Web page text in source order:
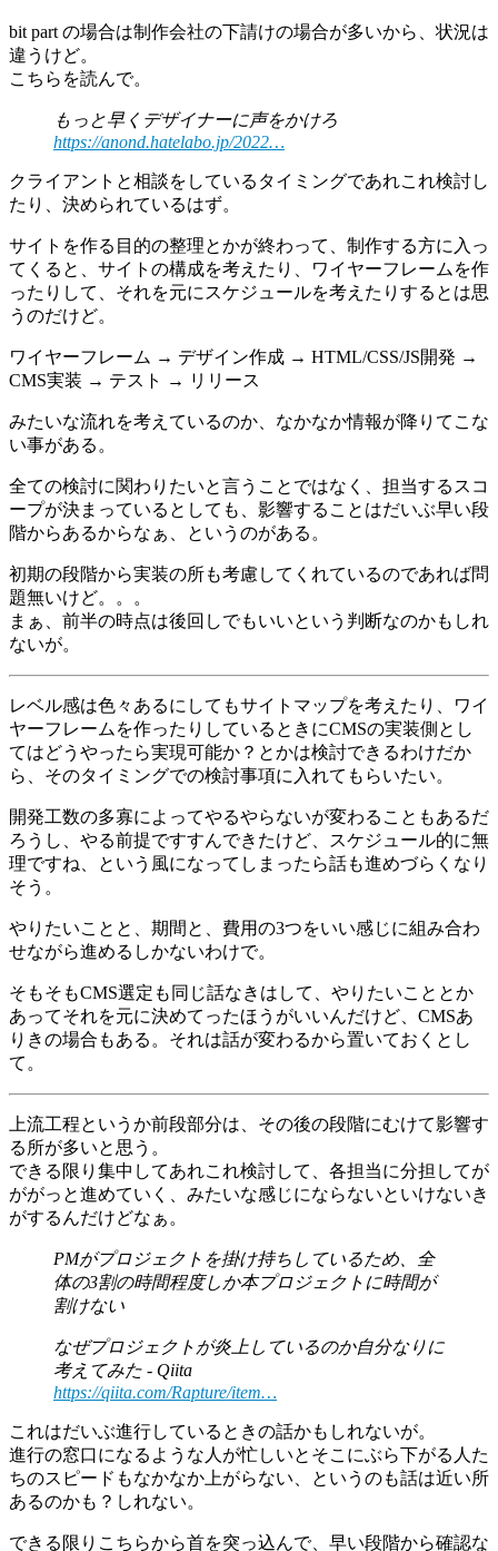
bit part の場合は制作会社の下請けの場合が多いから、状況は
違うけど。
こちらを読んで。
もっと早くデザイナーに声をかけろ
https://anond.hatelabo.jp/2022…
クライアントと相談をしているタイミングであれこれ検討し
たり、決められているはず。
サイトを作る目的の整理とかが終わって、制作する方に入っ
てくると、サイトの構成を考えたり、ワイヤーフレームを作
ったりして、それを元にスケジュールを考えたりするとは思
うのだけど。
ワイヤーフレーム → デザイン作成 → HTML/CSS/JS開発 →
CMS実装 → テスト → リリース
みたいな流れを考えているのか、なかなか情報が降りてこな
い事がある。
全ての検討に関わりたいと言うことではなく、担当するスコ
ープが決まっているとしても、影響することはだいぶ早い段
階からあるからなぁ、というのがある。
初期の段階から実装の所も考慮してくれているのであれば問
題無いけど。。。
まぁ、前半の時点は後回しでもいいという判断なのかもしれ
ないが。
レベル感は色々あるにしてもサイトマップを考えたり、ワイ
ヤーフレームを作ったりしているときにCMSの実装側とし
てはどうやったら実現可能か？とかは検討できるわけだか
ら、そのタイミングでの検討事項に入れてもらいたい。
開発工数の多寡によってやるやらないが変わることもあるだ
ろうし、やる前提ですすんできたけど、スケジュール的に無
理ですね、という風になってしまったら話も進めづらくなり
そう。
やりたいことと、期間と、費用の3つをいい感じに組み合わ
せながら進めるしかないわけで。
そもそもCMS選定も同じ話なきはして、やりたいこととか
あってそれを元に決めてったほうがいいんだけど、CMSあ
りきの場合もある。それは話が変わるから置いておくとし
て。
上流工程というか前段部分は、その後の段階にむけて影響す
る所が多いと思う。
できる限り集中してあれこれ検討して、各担当に分担してが
ががっと進めていく、みたいな感じにならないといけないき
がするんだけどなぁ。
PMがプロジェクトを掛け持ちしているため、全
体の3割の時間程度しか本プロジェクトに時間が
割けない
なぜプロジェクトが炎上しているのか自分なりに
考えてみた - Qiita
https://qiita.com/Rapture/item…
これはだいぶ進行しているときの話かもしれないが。
進行の窓口になるような人が忙しいとそこにぶら下がる人た
ちのスピードもなかなか上がらない、というのも話は近い所
あるのかも？しれない。
できる限りこちらから首を突っ込んで、早い段階から確認な